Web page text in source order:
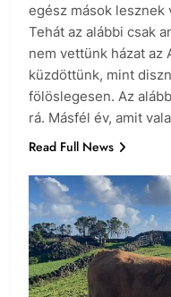
egész mások lesznek
Tehát az alábbi csak
nem vettünk házat az
küzdöttünk, mint
fölöslegesen. Az
rá. Másfél év, amit
Read Full News